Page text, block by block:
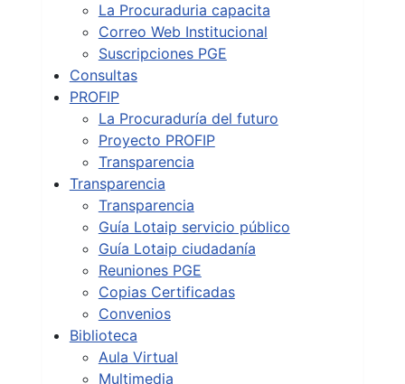
La Procuraduria capacita
Correo Web Institucional
Suscripciones PGE
Consultas
PROFIP
La Procuraduría del futuro
Proyecto PROFIP
Transparencia
Transparencia
Transparencia
Guía Lotaip servicio público
Guía Lotaip ciudadanía
Reuniones PGE
Copias Certificadas
Convenios
Biblioteca
Aula Virtual
Multimedia